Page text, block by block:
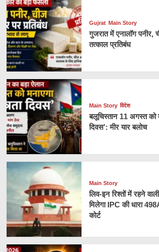
Gujrat Main Story
गुजरात में एनालॉग पनीर,
तत्काल प्रतिबंध
Main Story विदेश
बलूचिस्तान 11 अगस्त को
दिवस’: मीर यार बलोच
Main Story
लिव-इन रिश्तों में रहने
मिलेगा IPC की धारा
कोर्ट